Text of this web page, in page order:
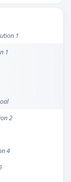
1
1
2
4